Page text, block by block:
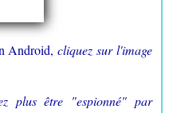
Android,cliquez sur l'image
plus être "espionné" par